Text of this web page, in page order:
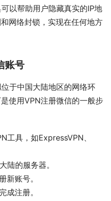
以帮助用户隐藏真实的IP地
网络封锁，实现在任何地方
账号
于中国大陆地区的网络环
使用VPN注册微信的一般步
工具，如ExpressVPN、
陆的服务器。
新账号。
成注册。